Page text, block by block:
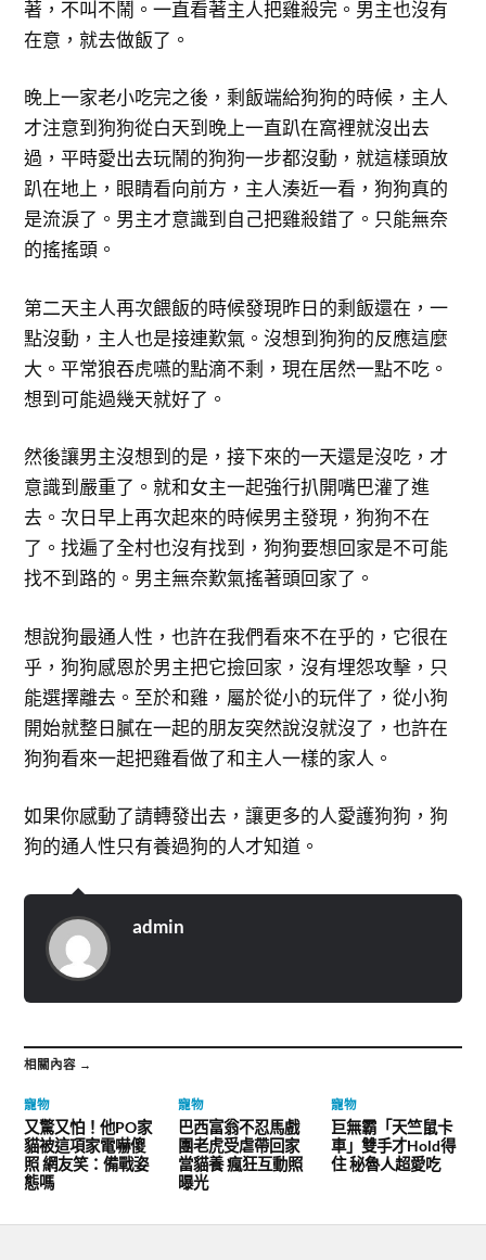
著，不叫不鬧。一直看著主人把雞殺完。男主也沒有
在意，就去做飯了。
晚上一家老小吃完之後，剩飯端給狗狗的時候，主人
才注意到狗狗從白天到晚上一直趴在窩裡就沒出去
過，平時愛出去玩鬧的狗狗一步都沒動，就這樣頭放
趴在地上，眼睛看向前方，主人湊近一看，狗狗真的
是流淚了。男主才意識到自己把雞殺錯了。只能無奈
的搖搖頭。
第二天主人再次餵飯的時候發現昨日的剩飯還在，一
點沒動，主人也是接連歎氣。沒想到狗狗的反應這麼
大。平常狼吞虎嚥的點滴不剩，現在居然一點不吃。
想到可能過幾天就好了。
然後讓男主沒想到的是，接下來的一天還是沒吃，才
意識到嚴重了。就和女主一起強行扒開嘴巴灌了進
去。次日早上再次起來的時候男主發現，狗狗不在
了。找遍了全村也沒有找到，狗狗要想回家是不可能
找不到路的。男主無奈歎氣搖著頭回家了。
想說狗最通人性，也許在我們看來不在乎的，它很在
乎，狗狗感恩於男主把它撿回家，沒有埋怨攻擊，只
能選擇離去。至於和雞，屬於從小的玩伴了，從小狗
開始就整日膩在一起的朋友突然說沒就沒了，也許在
狗狗看來一起把雞看做了和主人一樣的家人。
如果你感動了請轉發出去，讓更多的人愛護狗狗，狗
狗的通人性只有養過狗的人才知道。
admin
相關內容 →
寵物
又驚又怕！他PO家
貓被這項家電嚇傻
照 網友笑：備戰姿
態嗎
寵物
巴西富翁不忍馬戲
團老虎受虐帶回家
當貓養 瘋狂互動照
曝光
寵物
巨無霸「天竺鼠卡
車」雙手才Hold得
住 秘魯人超愛吃